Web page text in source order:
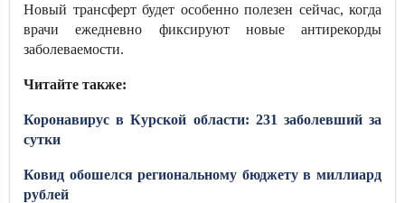
Новый трансферт будет особенно полезен сейчас, когда
врачи ежедневно фиксируют новые антирекорды
заболеваемости.
Читайте также:
Коронавирус в Курской области: 231 заболевший за
сутки
Ковид обошелся региональному бюджету в миллиард
рублей